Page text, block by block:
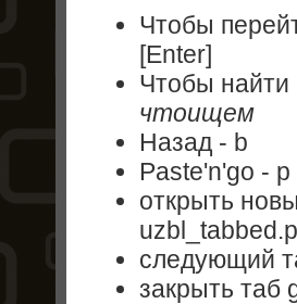
Чтобы
[Enter]
Чтобы найти
чтоищем
Назад - b
Paste'n'go - p
открыть
следующий
закрыть таб